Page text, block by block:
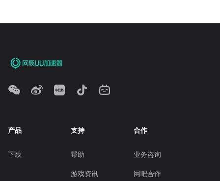
产品
下载
支持
帮助
游戏资讯
合作
业务咨询
网吧合作